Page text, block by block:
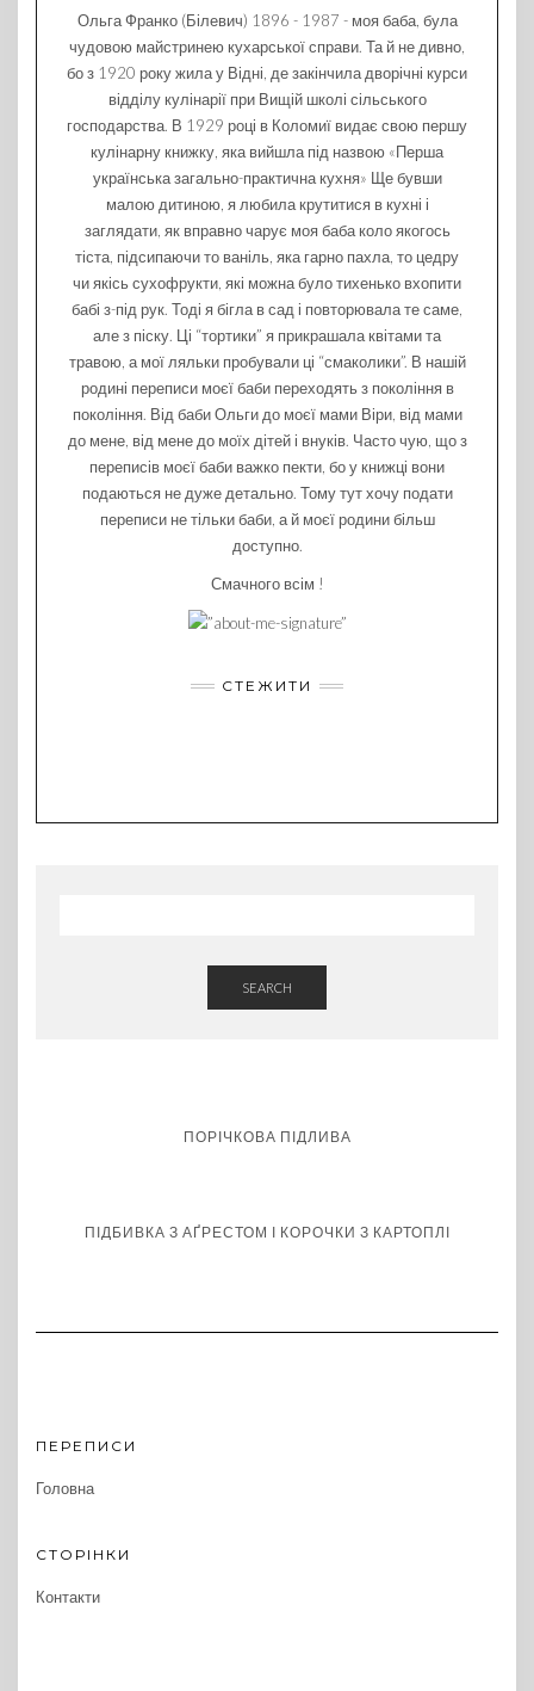
Ольга Франко (Білевич) 1896 - 1987 - моя баба, була
чудовою майстринею кухарської справи. Та й не дивно,
бо з 1920 року жила у Відні, де закінчила дворічні курси
відділу кулінарії при Вищій школі сільського
господарства. В 1929 році в Коломиї видає свою першу
кулінарну книжку, яка вийшла під назвою «Перша
українська загально-практична кухня» Ще бувши
малою дитиною, я любила крутитися в кухні і
заглядати, як вправно чарує моя баба коло якогось
тіста, підсипаючи то ваніль, яка гарно пахла, то цедру
чи якісь сухофрукти, які можна було тихенько вхопити
бабі з-під рук. Тоді я бігла в сад і повторювала те саме,
але з піску. Ці “тортики” я прикрашала квітами та
травою, а мої ляльки пробували ці “смаколики”. В нашій
родині переписи моєї баби переходять з покоління в
покоління. Від баби Ольги до моєї мами Віри, від мами
до мене, від мене до моїх дітей і внуків. Часто чую, що з
переписів моєї баби важко пекти, бо у книжці вони
подаються не дуже детально. Тому тут хочу подати
переписи не тільки баби, а й моєї родини більш
доступно.
Смачного всім !
СТЕЖИТИ
SEARCH
ПОРІЧКОВА ПІДЛИВА
ПІДБИВКА З АҐРЕСТОМ І КОРОЧКИ З КАРТОПЛІ
ПЕРЕПИСИ
Головна
СТОРІНКИ
Контакти